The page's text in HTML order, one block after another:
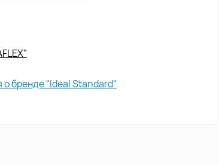
бренде "Ideal Standard"